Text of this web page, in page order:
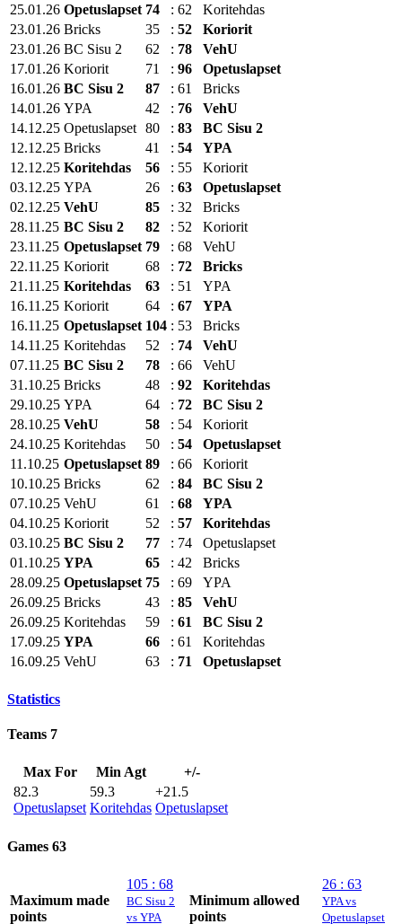
25.01.26 Opetuslapset 74 : 62
Koritehdas
23.01.26 Bricks 35 : 52
Koriorit
23.01.26 BC Sisu 2 62 : 78
VehU
17.01.26 Koriorit 71 : 96
Opetuslapset
16.01.26 BC Sisu 2 87 : 61
Bricks
14.01.26 YPA 42 : 76
VehU
14.12.25 Opetuslapset 80 : 83
BC Sisu 2
12.12.25 Bricks 41 : 54
YPA
12.12.25 Koritehdas 56 : 55
Koriorit
03.12.25 YPA 26 : 63
Opetuslapset
02.12.25 VehU 85 : 32
Bricks
28.11.25 BC Sisu 2 82 : 52
Koriorit
23.11.25 Opetuslapset 79 : 68
VehU
22.11.25 Koriorit 68 : 72
Bricks
21.11.25 Koritehdas 63 : 51
YPA
16.11.25 Koriorit 64 : 67
YPA
16.11.25 Opetuslapset 104 : 53
Bricks
14.11.25 Koritehdas 52 : 74
VehU
07.11.25 BC Sisu 2 78 : 66
VehU
31.10.25 Bricks 48 : 92
Koritehdas
29.10.25 YPA 64 : 72
BC Sisu 2
28.10.25 VehU 58 : 54
Koriorit
24.10.25 Koritehdas 50 : 54
Opetuslapset
11.10.25 Opetuslapset 89 : 66
Koriorit
10.10.25 Bricks 62 : 84
BC Sisu 2
07.10.25 VehU 61 : 68
YPA
04.10.25 Koriorit 52 : 57
Koritehdas
03.10.25 BC Sisu 2 77 : 74
Opetuslapset
01.10.25 YPA 65 : 42
Bricks
28.09.25 Opetuslapset 75 : 69
YPA
26.09.25 Bricks 43 : 85
VehU
26.09.25 Koritehdas 59 : 61
BC Sisu 2
17.09.25 YPA 66 : 61
Koritehdas
16.09.25 VehU 63 : 71 Opetuslapset
Statistics
Teams 7
Max For Min Agt
+/-
82.3
Opetuslapset
59.3
Koritehdas
+21.5
Opetuslapset
Games 63
Maximum made
points
105 : 68
BC Sisu 2
vs YPA
Minimum allowed
points
26 : 63
YPA vs
Opetuslapset